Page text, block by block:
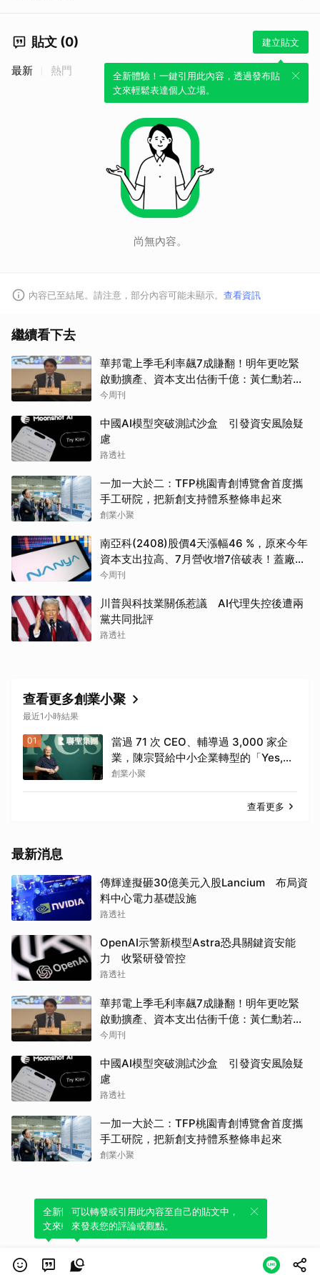
貼文 (0) 建立貼文
全新體驗！一鍵引用此內容，透過發布貼
文來輕鬆表達個人立場。
最新 熱門
尚無內容。
內容已至結尾。請注意，部分內容可能未顯示。 查看資訊
繼續看下去
華邦電上季毛利率飆7成賺翻！明年更吃緊
啟動擴產、資本支出估衝千億：黃仁勳若想
到，早入主記憶體廠
今周刊
中國AI模型突破測試沙盒 引發資安風險疑
慮
路透社
一加一大於二：TFP桃園青創博覽會首度攜
手工研院，把新創支持體系整條串起來
創業小聚
南亞科(2408)股價4天漲幅46 %，原來今年
資本支出拉高、7月營收增7倍破表！蓋廠買
設備最新營運目標曝光
今周刊
川普與科技業關係惹議 AI代理失控後遭兩
黨共同批評
路透社
查看更多創業小聚
最近1小時結果
01
當過 71 次 CEO、輔導過 3,000 家企
業，陳宗賢給中小企業轉型的「Yes,
but」哲學
創業小聚
查看更多
最新消息
傳輝達擬砸30億美元入股Lancium 布局資
料中心電力基礎設施
路透社
OpenAI示警新模型Astra恐具關鍵資安能
力 收緊研發管控
路透社
華邦電上季毛利率飆7成賺翻！明年更吃緊
啟動擴產、資本支出估衝千億：黃仁勳若想
到，早入主記憶體廠
今周刊
中國AI模型突破測試沙盒 引發資安風險疑
慮
路透社
一加一大於二：TFP桃園青創博覽會首度攜
手工研院，把新創支持體系整條串起來
創業小聚
全新體驗！一鍵引用此內容，透過發布貼
文來輕鬆表達個人立場。
可以轉發或引用此內容至自己的貼文中，
來發表您的評論或觀點。